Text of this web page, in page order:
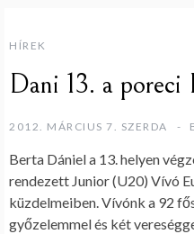
HÍREK
Dani 13. a poreci
2012. MÁRCIUS 7. SZERDA
Berta Dániel a 13. helyen
rendezett Junior (U20) Vívó
küzdelmeiben. Vívónk a 92
győzelemmel és két